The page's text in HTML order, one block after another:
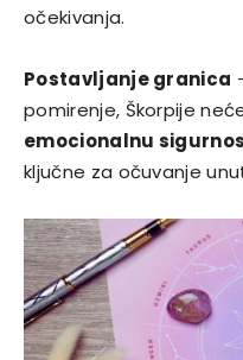
očekivanja.
Postavljanje granica
pomirenje, Škorpije
emocionalnu
ključne za očuvanje